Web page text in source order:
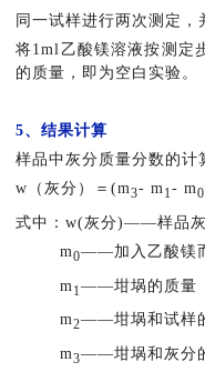
同一试样进行两次测定，
将1ml乙酸镁溶液按测定
的质量，即为空白实验。
5、结果计算
样品中灰分质量分数的计
w（灰分）＝(m3- m 1- m0
式中：w(灰分)——样品灰
m0——加入乙酸镁
m 1——坩埚的质量
m2——坩埚和试样
m3——坩埚和灰分